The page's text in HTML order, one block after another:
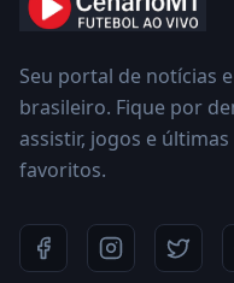
Seu portal de notícias
brasileiro. Fique por
assistir, jogos e
favoritos.